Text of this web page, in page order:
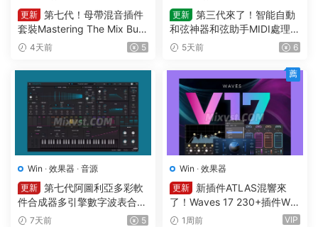
更新 第七代！母帶混音插件
套裝Mastering The Mix Bun
dle v2026.7.21 U2B MAC-M
4天前 5
更新 第三代來了！智能自動
和弦神器和弦助手MIDI處理Pl
ugin Boutique – Scaler 3 v3.
5天前 6
Win · 效果器 · 音源
更新 第七代阿圖利亞多彩軟
件合成器多引擎數字波表合成
器 Arturia Pigments v7.0.1 C
7天前 5
Win · 效果器
更新
新插件ATLAS混響來
了！Waves 17 230+插件Wa
ves Ultimate v2026.07.27 In
1周前 VIP
薦